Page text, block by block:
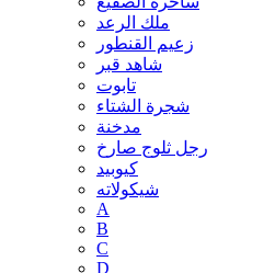
ملك الرعد
زعيم القنطور
شاهد قبر
تابوت
شجرة الشتاء
مدخنة
رجل ثلوج صارخ
كيوبيد
شيكولاته
A
B
C
D